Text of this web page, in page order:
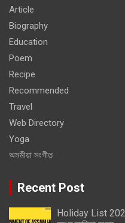
Article
Biography
Education
Poem
Recipe
Recommended
Travel
Web Directory
Yoga
অসমীয়া সংগীত
Recent Post
Holiday List